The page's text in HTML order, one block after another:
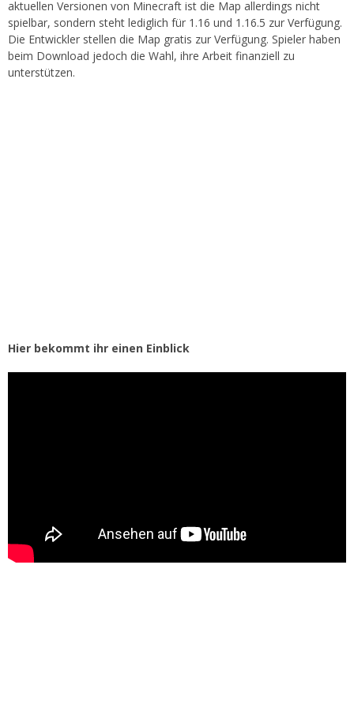
aktuellen Versionen von Minecraft ist die Map allerdings nicht
spielbar, sondern steht lediglich für 1.16 und 1.16.5 zur Verfügung.
Die Entwickler stellen die Map gratis zur Verfügung. Spieler haben
beim Download jedoch die Wahl, ihre Arbeit finanziell zu
unterstützen.
Hier bekommt ihr einen Einblick